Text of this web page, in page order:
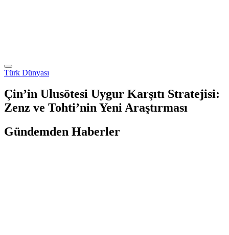
Türk Dünyası
Çin’in Ulusötesi Uygur Karşıtı Stratejisi:
Zenz ve Tohti’nin Yeni Araştırması
Gündemden Haberler